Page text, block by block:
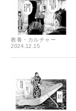
教養・カルチャー
2024.12.15